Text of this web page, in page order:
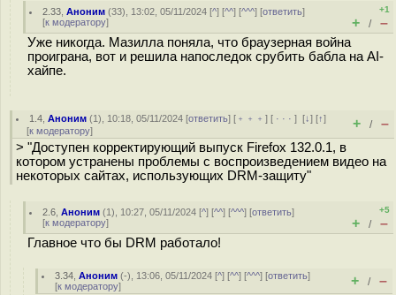
2.33 ,Аноним (33), 13:02, 05/11/2024 [^] [^^] [^^^] [ответить]
[к модератору]
+1
+ / –
Уже никогда. Мазилла поняла, что браузерная война
проиграна, вот и решила напоследок срубить бабла на AI-
хайпе.
1.4 ,Аноним (1), 10:18, 05/11/2024 [ответить] [ ﹢﹢﹢] [ · · ·][↓] [↑]
[к модератору] + / –
> "Доступен корректирующий выпуск Firefox 132.0.1, в
котором устранены проблемы с воспроизведением видео на
некоторых сайтах, использующих DRM-защиту"
2.6 ,Аноним (1), 10:27, 05/11/2024 [^] [^^] [^^^] [ответить]
[к модератору]
+5
+ / –
Главное что бы DRM работало!
3.34 ,Аноним (-), 13:06, 05/11/2024 [^] [^^] [^^^] [ответить]
[к модератору] + / –